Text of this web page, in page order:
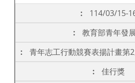
114/03/15-
教育部青年發
青年志工行動競賽表揚計畫第
佳行獎